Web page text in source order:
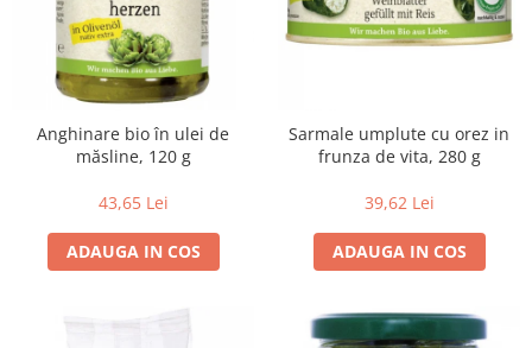
Antipasti bio
Masline bio
Pesto bio
Musli si terci
Fulgi din cereale bio
Orez bio si leguminoase
Legume bio
Anghinare bio în ulei de
măsline, 120 g
43,65 Lei
ADAUGA IN COS
Sarmale umplute cu orez in
frunza de vita, 280 g
39,62 Lei
ADAUGA IN COS